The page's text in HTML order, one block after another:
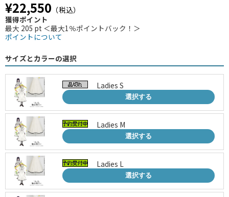
¥22,550 （税込）
獲得ポイント
最大 205 pt ＜最大1％ポイントバック！＞
ポイントについて
サイズとカラーの選択
Ladies S
選択する
Ladies M
選択する
Ladies L
選択する